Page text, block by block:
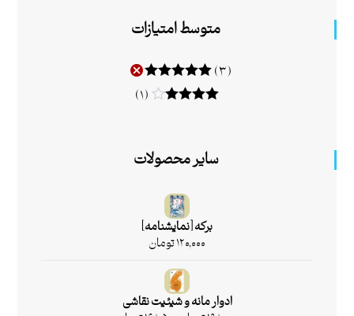
متوسط امتیازات
امتیاز۵از ۵
(۳)
(۱)
سایر محصولات
برکه [نمایشنامه]
۱۲۰,۰۰۰تومان
ادوار مانه و شیئیت نقاشی